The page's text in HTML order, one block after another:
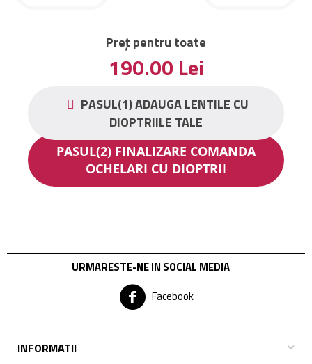
PASUL(1) ADAUGA LENTILE CU
DIOPTRIILE TALE
Preț pentru toate
190.00 Lei
PASUL(2) FINALIZARE COMANDA
OCHELARI CU DIOPTRII
URMARESTE-NE IN SOCIAL MEDIA
Facebook
INFORMATII